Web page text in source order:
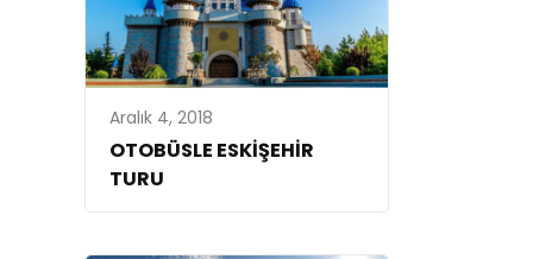
Aralık 4, 2018
OTOBÜSLE ESKİŞEHİR
TURU